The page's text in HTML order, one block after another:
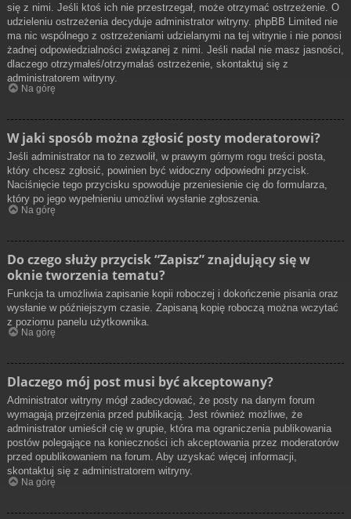
się z nimi. Jeśli ktoś ich nie przestrzegał, może otrzymać ostrzeżenie. O
udzieleniu ostrzeżenia decyduje administrator witryny. phpBB Limited nie
ma nic wspólnego z ostrzeżeniami udzielanymi na tej witrynie i nie ponosi
żadnej odpowiedzialności związanej z nimi. Jeśli nadal nie masz jasności,
dlaczego otrzymałeś/otrzymałaś ostrzeżenie, skontaktuj się z
administratorem witryny.
Na górę
W jaki sposób można zgłosić posty moderatorowi?
Jeśli administrator na to zezwolił, w prawym górnym rogu treści posta,
który chcesz zgłosić, powinien być widoczny odpowiedni przycisk.
Naciśnięcie tego przycisku spowoduje przeniesienie cię do formularza,
który po jego wypełnieniu umożliwi wysłanie zgłoszenia.
Na górę
Do czego służy przycisk “Zapisz” znajdujący się w
oknie tworzenia tematu?
Funkcja ta umożliwia zapisanie kopii roboczej i dokończenie pisania oraz
wysłanie w późniejszym czasie. Zapisaną kopię roboczą można wczytać
z poziomu panelu użytkownika.
Na górę
Dlaczego mój post musi być akceptowany?
Administrator witryny mógł zadecydować, że posty na danym forum
wymagają przejrzenia przed publikacją. Jest również możliwe, że
administrator umieścił cię w grupie, która ma ograniczenia publikowania
postów polegające na konieczności ich akceptowania przez moderatorów
przed opublikowaniem na forum. Aby uzyskać więcej informacji,
skontaktuj się z administratorem witryny.
Na górę